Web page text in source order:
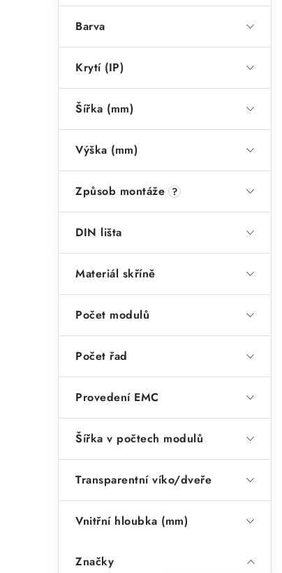
n
í
a
n
l
Značky
Barva
Krytí (IP)
Šířka (mm)
Výška (mm)
Způsob montáže ?
DIN lišta
Materiál skříně
Počet modulů
Počet řad
Provedení EMC
Šířka v počtech modulů
Transparentní víko/dveře
Vnitřní hloubka (mm)